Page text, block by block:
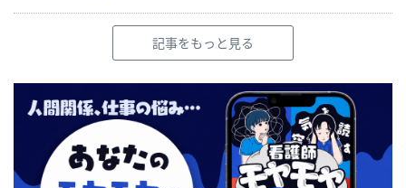
記事をもっと見る